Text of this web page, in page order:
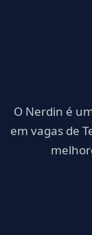
O Nerdin é
em vagas de